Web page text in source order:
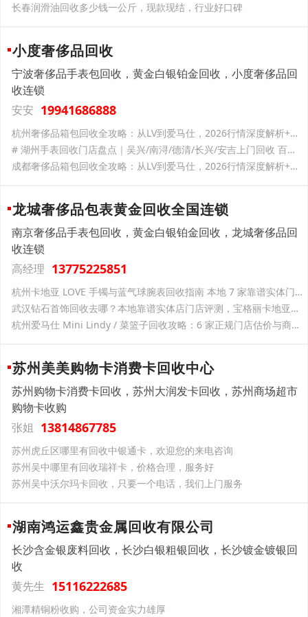
长春润滑油回收多少钱一公斤，现款现结，行业好口碑
小度奢侈品回收
宁波奢侈品手表包回收，黄金白银铂金回收，小度奢侈品回
收连锁
安安 19941686888
杭州奢侈品箱包回收全攻略：从LV到爱马仕，2026行情深度解析+实体店推荐
# 湖州手表回收门店盘点｜吴兴/南浔/德清/长兴/安吉上门回收 百达翡丽、劳力士热门腕表变现全指南 环太湖核心城市湖州商贸氛围浓厚，吴兴衣裳街、浙北大厦、织里吾悦，南浔吾悦、浙北商厦，德清海洋城、正翔
成都奢侈品箱包回收全攻略：从LV到爱马仕，2026行情深度解析+实体店推荐
龙城奢侈品包表黄金回收全国连锁
南京奢侈品手表包回收，黄金白银铂金回收，龙城奢侈品回
收连锁
高经理 13775225851
杭州卡地亚 LOVE 手镯与蓝气球腕表回收指南 本地 7 家靠谱实体门店全解析
武汉钻石首饰回收去哪？本地靠谱实体店门店评测，宝格丽卡地亚梵克雅宝二手报价行情
杭州爱马仕 Mini Lindy / 菜篮子回收攻略：6 家正规门店估价与商圈覆盖盘点
苏州美美购物卡消费卡回收中心
苏州购物卡消费卡回收，苏州大润发卡回收，苏州商场超市
购物卡收购
张姐 13814867785
苏州虎丘区哪里有回收中银通卡，欢迎您的来电咨询
苏州吴中哪里有回收瑞祥卡，价格合理，服务好
苏州吴中沃尔玛卡回收，只要一个电话，我们上门服务
湖南鸿运鑫贵金属回收有限公司
长沙含金银废料回收，长沙白银粗银回收，长沙镀金镀银回
收
黄先生 15116222685
湘潭精铜粉收购，公司资金实力雄厚